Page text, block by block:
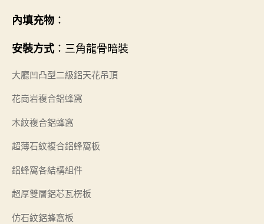
內填充物 ：
安裝方式：三角龍骨暗裝
大廳凹凸型二級鋁天花吊頂
花崗岩複合鋁蜂窩
木紋複合鋁蜂窩
超薄石紋複合鋁蜂窩板
鋁蜂窩各結構組件
超厚雙層鋁芯瓦楞板
仿石紋鋁蜂窩板